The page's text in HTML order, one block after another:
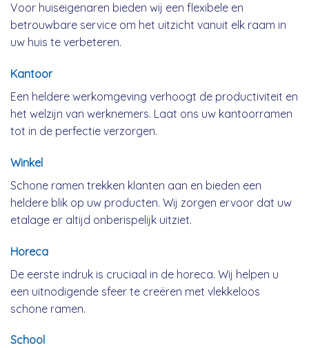
Voor huiseigenaren bieden wij een flexibele en
betrouwbare service om het uitzicht vanuit elk raam in
uw huis te verbeteren.
Kantoor
Een heldere werkomgeving verhoogt de productiviteit en
het welzijn van werknemers. Laat ons uw kantoorramen
tot in de perfectie verzorgen.
Winkel
Schone ramen trekken klanten aan en bieden een
heldere blik op uw producten. Wij zorgen ervoor dat uw
etalage er altijd onberispelijk uitziet.
Horeca
De eerste indruk is cruciaal in de horeca. Wij helpen u
een uitnodigende sfeer te creëren met vlekkeloos
schone ramen.
School